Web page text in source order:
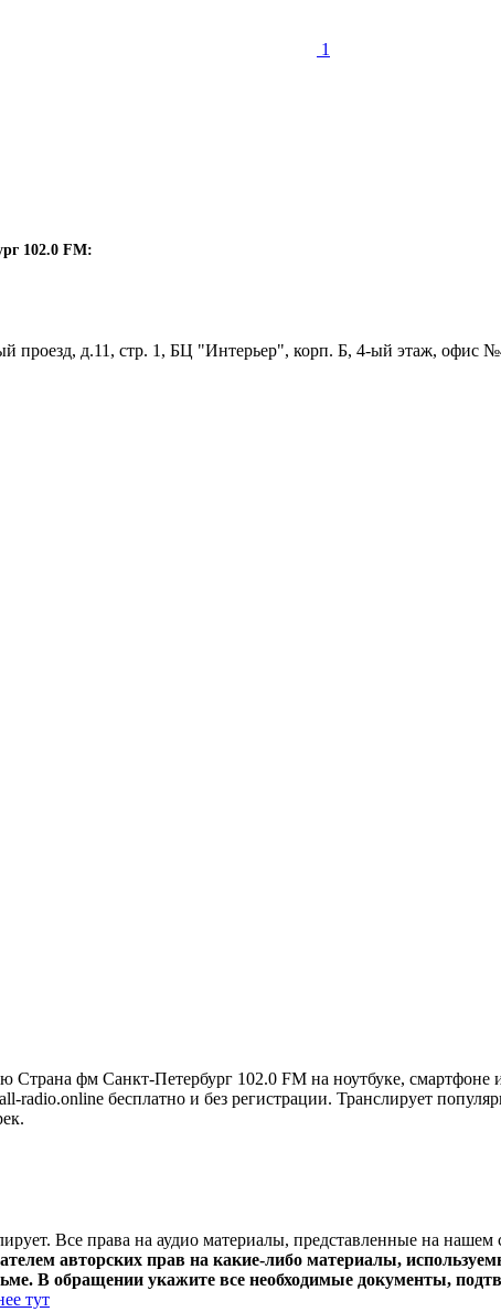
1
102.0 FM:
проезд, д.11, стр. 1, БЦ "Интерьер", корп. Б, 4-ый этаж, офис
Страна фм Санкт-Петербург 102.0 FM на ноутбуке,
radio.online бесплатно и без регистрации. Транслирует
Все права на аудио материалы, представленные на
авторских прав на какие-либо материалы,
В обращении укажите все необходимые документы,
тут